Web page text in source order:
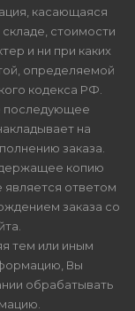
касающаяся
стоимости
и ни при каких
определяемой
кодекса РФ.
последующее
на
заказа.
копию
является ответом
заказа со
тем или иным
Вы
обрабатывать